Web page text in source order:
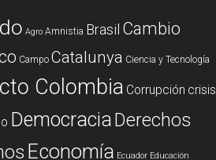
Agro Amnistia Brasil Cambio
Campo Catalunya Ciencia y Tecnología
Colombia Corrupción crisis
DemocraciaDerechos
Economía Ecuador Educación